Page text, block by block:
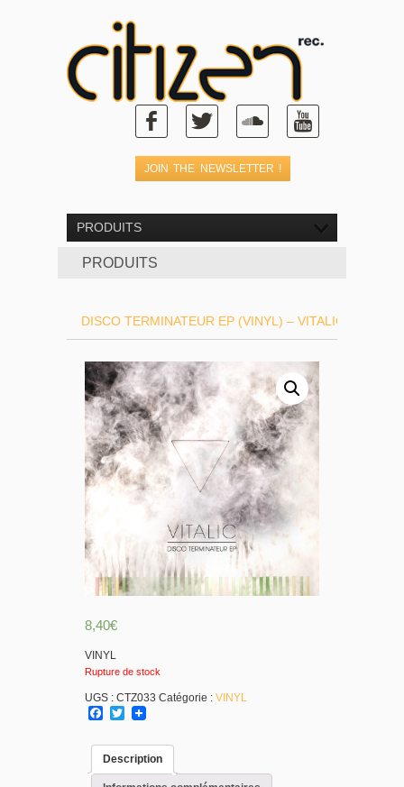
PRODUITS
PRODUITS
DISCO TERMINATEUR EP (VINYL) – VITALIC
8,40€
VINYL
Rupture de stock
UGS : CTZ033 Catégorie : VINYL
Facebook
Twitter
Description